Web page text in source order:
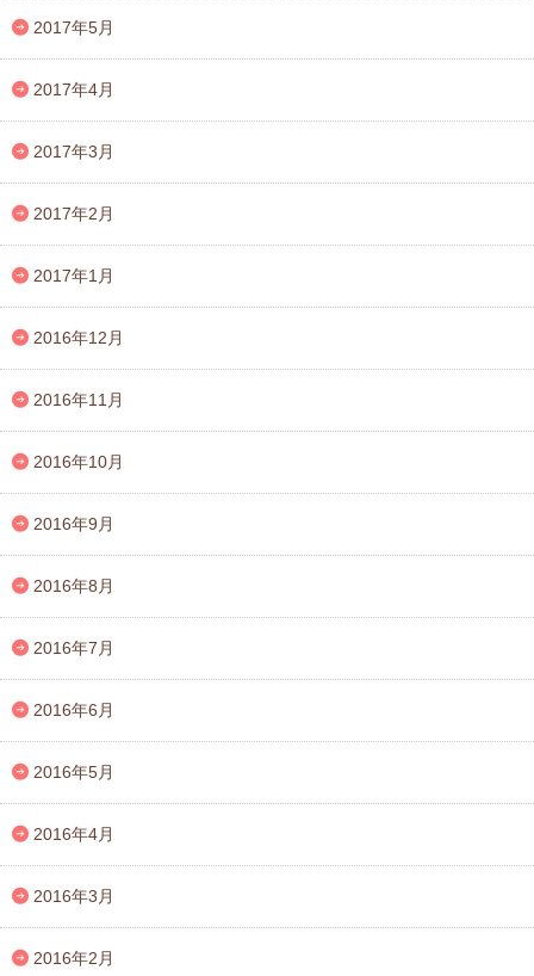
2017年5月
2017年4月
2017年3月
2017年2月
2017年1月
2016年12月
2016年11月
2016年10月
2016年9月
2016年8月
2016年7月
2016年6月
2016年5月
2016年4月
2016年3月
2016年2月